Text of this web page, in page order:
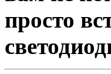
просто